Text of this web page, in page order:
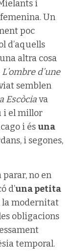
i
Un
poc
d’aquells
altra cosa
L’ombre d’une
semblen
Escòciava
i el millor
i ésuna
i segones,
parar, no en
d’una petita
la modernitat
obligacions
temporal.